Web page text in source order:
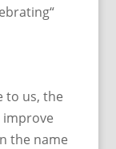
to us, the
the name